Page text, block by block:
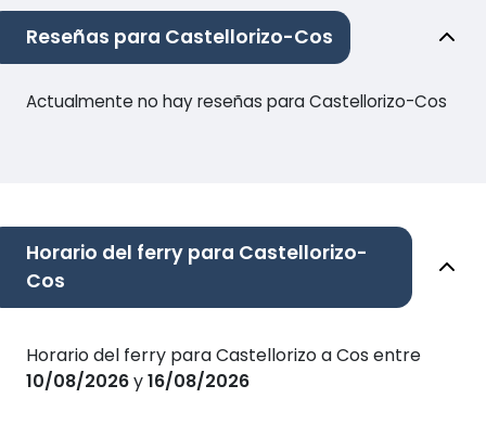
Reseñas para Castellorizo-Cos
Actualmente no hay reseñas para Castellorizo-Cos
Horario del ferry para Castellorizo-
Cos
Horario del ferry para Castellorizo a Cos entre
10/08/2026y16/08/2026